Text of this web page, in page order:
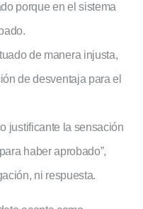
porque en el sistema
de manera injusta,
de desventaja para el
justificante la sensación
haber aprobado”,
ni respuesta.